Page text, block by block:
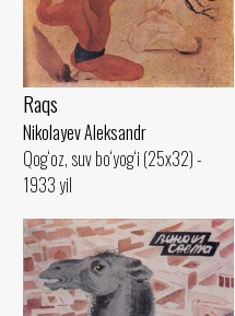
Raqs
Nikolayev Aleksandr
Qog‘oz, suv bo‘yog‘i (25x32) -
1933 yil